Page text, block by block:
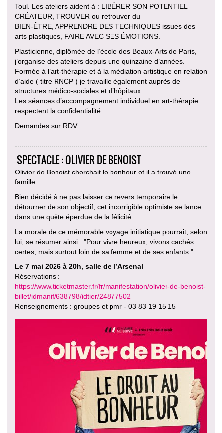
Toul. Les ateliers aident à : LIBÉRER SON POTENTIEL
CRÉATEUR, TROUVER ou retrouver du
BIEN-ÊTRE, APPRENDRE DES TECHNIQUES issues des
arts plastiques, FAIRE AVEC SES ÉMOTIONS.
Plasticienne, diplômée de l’école des Beaux-Arts de Paris,
j’organise des ateliers depuis une quinzaine d’années.
Formée à l’art-thérapie et à la médiation artistique en relation
d’aide ( titre RNCP ) je travaille également auprès de
structures médico-sociales et d’hôpitaux.
Les séances d’accompagnement individuel en art-thérapie
respectent la confidentialité.
Demandes sur RDV
SPECTACLE : OLIVIER DE BENOIST
Olivier de Benoist cherchait le bonheur et il a trouvé une
famille.
Bien décidé à ne pas laisser ce revers temporaire le
détourner de son objectif, cet incorrigible optimiste se lance
dans une quête éperdue de la félicité.
La morale de ce mémorable voyage initiatique pourrait, selon
lui, se résumer ainsi : "Pour vivre heureux, vivons cachés
certes, mais surtout loin de sa femme et de ses enfants."
Le 7 mai 2026 à 20h, salle de l’Arsenal
Réservations :
https://www.ticketmaster.fr/fr/manifestation/olivier-de-benoist-
billet/idmanif/638798/idtier/24877502
Renseignements : groupes et pmr - 03 83 19 15 15